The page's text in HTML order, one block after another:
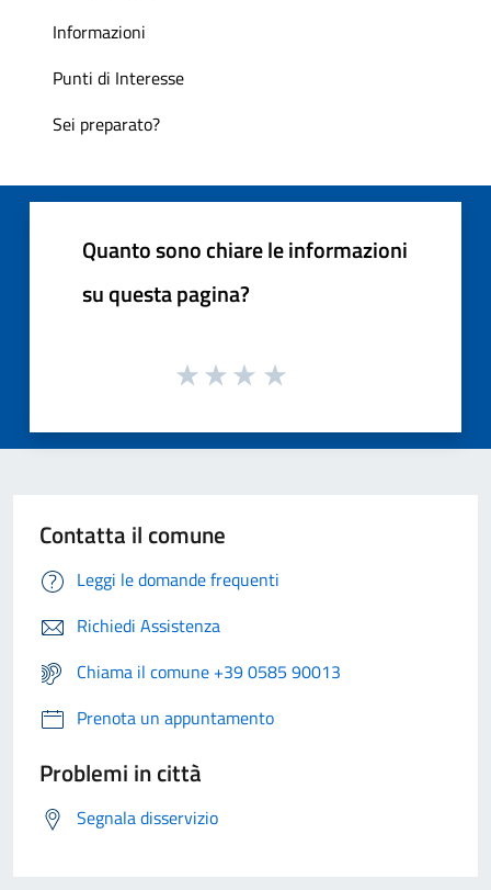
Informazioni
Punti di Interesse
Sei preparato?
Quanto sono chiare le informazioni
su questa pagina?
Contatta il comune
Leggi le domande frequenti
Richiedi Assistenza
Chiama il comune +39 0585 90013
Prenota un appuntamento
Problemi in città
Segnala disservizio